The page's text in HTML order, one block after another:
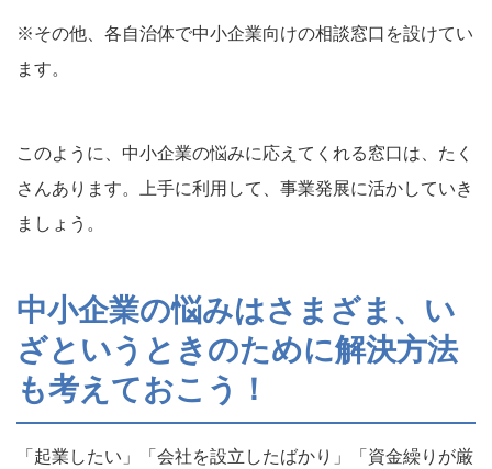
※その他、各自治体で中小企業向けの相談窓口を設けてい
ます。
このように、中小企業の悩みに応えてくれる窓口は、たく
さんあります。上手に利用して、事業発展に活かしていき
ましょう。
中小企業の悩みはさまざま、い
ざというときのために解決方法
も考えておこう！
「起業したい」「会社を設立したばかり」「資金繰りが厳